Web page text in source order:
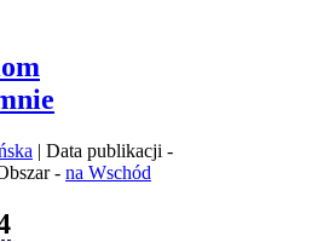
| Data publikacji -
- na Wschód